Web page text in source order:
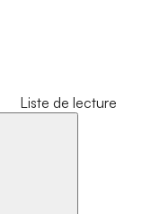
Liste de lecture